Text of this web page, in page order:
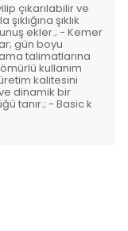
çıkarılabilir ve
şıklık
ekler.; - Kemer
gün boyu
talimatlarına
kullanım
kalitesini
dinamik bir
tanır.; - Basic k